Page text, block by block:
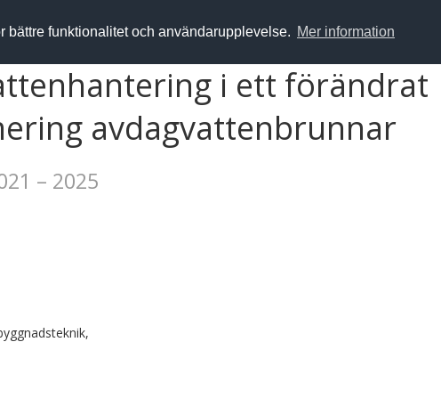
bättre funktionalitet och användarupplevelse. Mer information
i ett förändrat
avdagvattenbrunnar
– 2025